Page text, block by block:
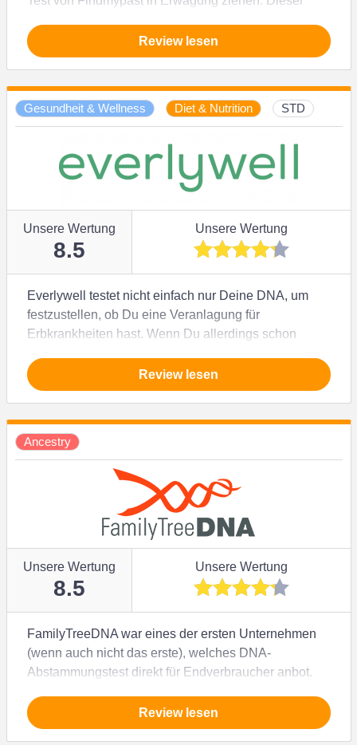
Datenbank mit Datensätzen aus diesen Ländern,
sondern Sie können Ihren Test außerdem um Y-DNA-
Verhältnis zur Leistung ist der Preis relativ hoch – Sie
Sie Rohdaten von einem anderen Anbieter
hochladen.
Review lesen
Gesundheit & Wellness Diet & Nutrition STD
Unsere Wertung
8.5
Unsere Wertung
Everlywell testet nicht einfach nur Deine DNA, um
festzustellen, ob Du eine Veranlagung für
Erbkrankheiten hast. Wenn Du allerdings schon
Risikogruppe gehörst, kannst Du mit einem der Tests
von Everlywell für Zuhause auf Nummer sicher
Review lesen
Ancestry
Unsere Wertung
8.5
Unsere Wertung
FamilyTreeDNA war eines der ersten Unternehmen
(wenn auch nicht das erste), welches DNA-
Abstammungstest direkt für Endverbraucher anbot.
in diesem Segment vorweisen und behauptet, der
beste Anbieter in der Branche zu sein. Die
Review lesen